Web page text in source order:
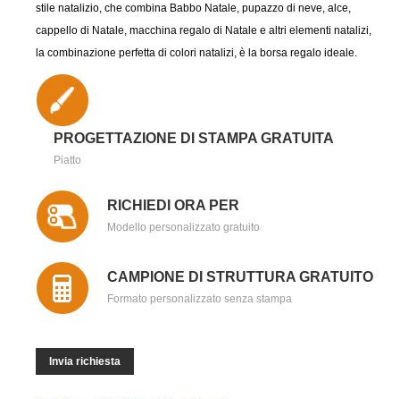
stile natalizio, che combina Babbo Natale, pupazzo di neve, alce,
cappello di Natale, macchina regalo di Natale e altri elementi natalizi,
la combinazione perfetta di colori natalizi, è la borsa regalo ideale.
PROGETTAZIONE DI STAMPA GRATUITA
Piatto
RICHIEDI ORA PER
Modello personalizzato gratuito
CAMPIONE DI STRUTTURA GRATUITO
Formato personalizzato senza stampa
Invia richiesta